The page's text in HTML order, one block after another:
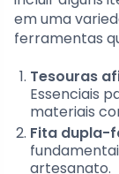
em uma
ferramentas
Tesouras
Essenciais
materiais
Fita dupla-
artesanato.